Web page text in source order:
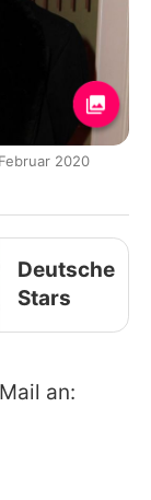
2020
Deutsche
Stars
an: